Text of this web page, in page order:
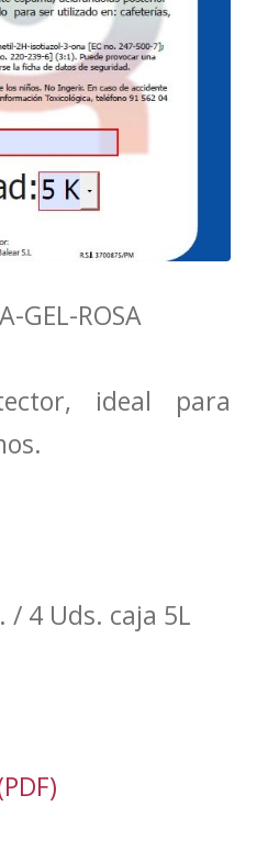
GEL-ROSA
ideal para
/ 4 Uds. caja 5L